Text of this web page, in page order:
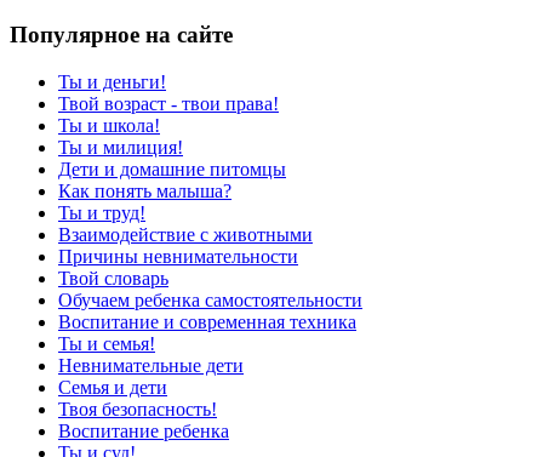
Популярное на сайте
Ты и деньги!
Твой возраст - твои права!
Ты и школа!
Ты и милиция!
Дети и домашние питомцы
Как понять малыша?
Ты и труд!
Взаимодействие с животными
Причины невнимательности
Твой словарь
Обучаем ребенка самостоятельности
Воспитание и современная техника
Ты и семья!
Невнимательные дети
Семья и дети
Твоя безопасность!
Воспитание ребенка